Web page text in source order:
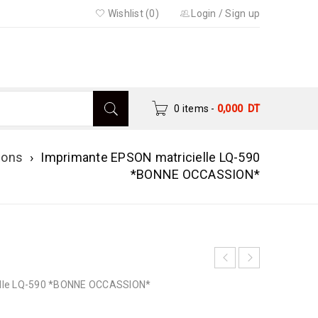
Login /Sign up
Wishlist (0)
0 items - 0,000 DT
› Imprimante EPSON matricielle LQ-590
*BONNE OCCASSION*
LQ-590 *BONNE OCCASSION*